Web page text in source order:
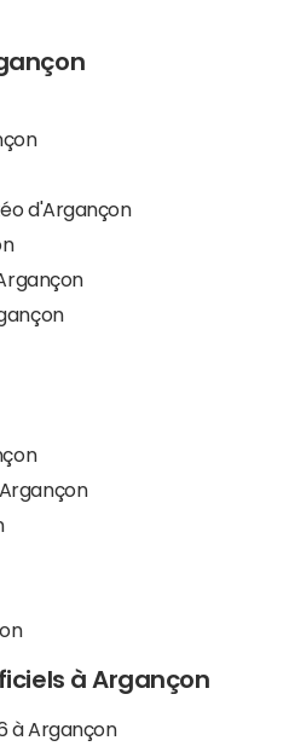
d'Argançon
à Argançon
à Argançon